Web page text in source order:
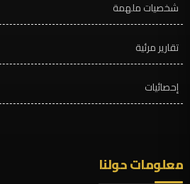
شخصيات ملهمة
تقارير مرئية
إحصائيات
معلومات حولنا